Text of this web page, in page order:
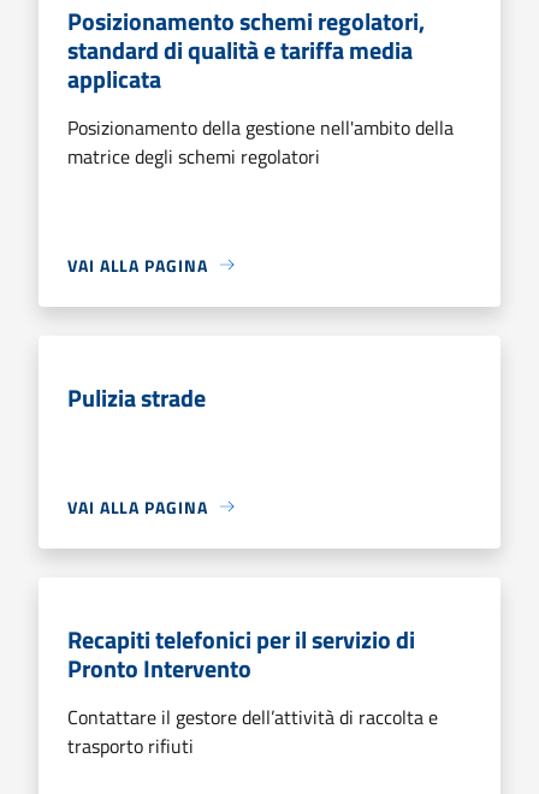
Posizionamento schemi regolatori,
standard di qualità e tariffa media
applicata
Posizionamento della gestione nell'ambito della
matrice degli schemi regolatori
VAI ALLA PAGINA
Pulizia strade
VAI ALLA PAGINA
Recapiti telefonici per il servizio di
Pronto Intervento
Contattare il gestore dell’attività di raccolta e
trasporto rifiuti